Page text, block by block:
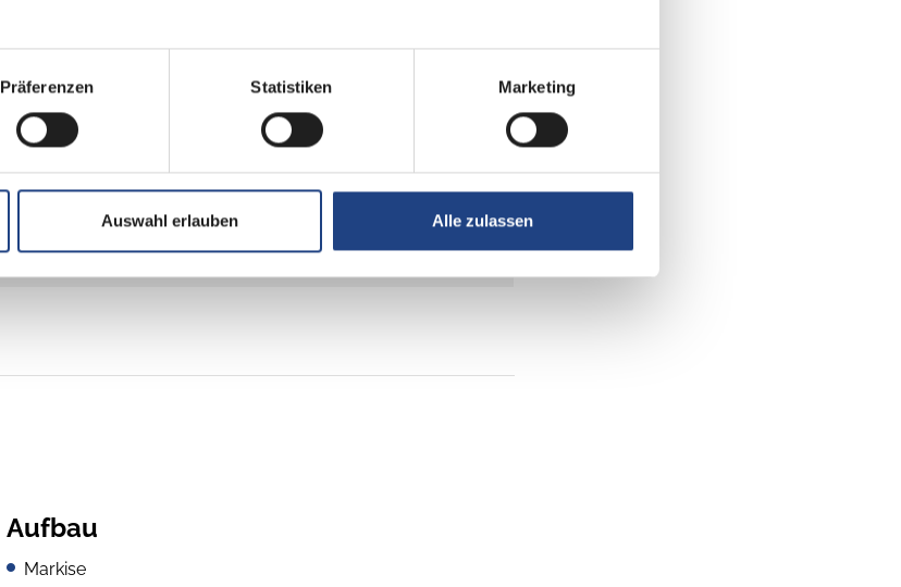
Präferenzen Statistiken Marketing
Auswahl erlauben Alle zulassen
2
Frontantrieb
Euro 6e
grün
Aufbau
Markise